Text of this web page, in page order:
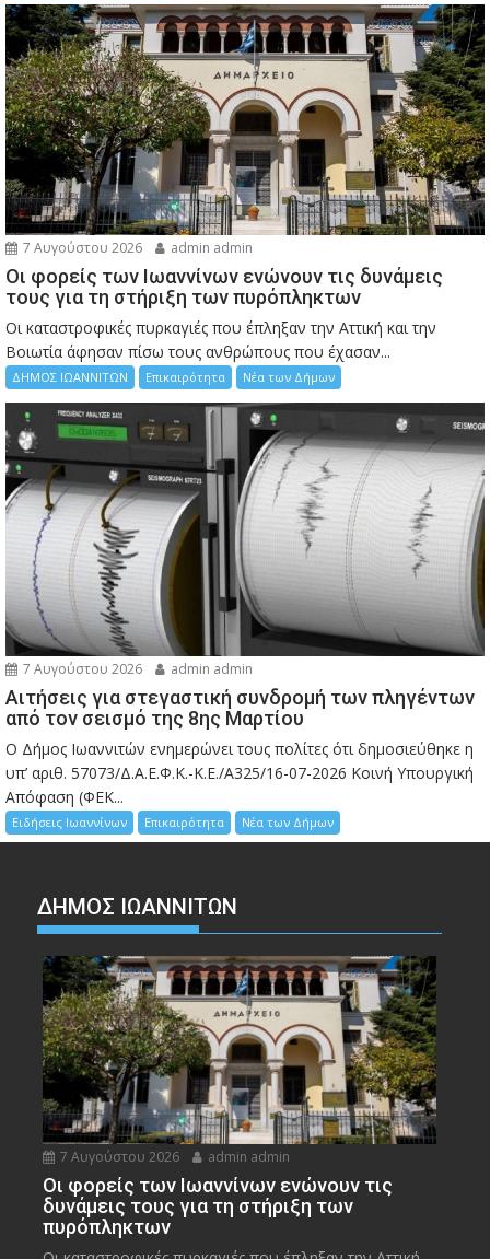
7 Αυγούστου 2026 admin admin
Οι φορείς των Ιωαννίνων ενώνουν τις δυνάμεις
τους για τη στήριξη των πυρόπληκτων
Οι καταστροφικές πυρκαγιές που έπληξαν την Αττική και την
Bοιωτία άφησαν πίσω τους ανθρώπους που έχασαν...
ΔΗΜΟΣ ΙΩΑΝΝΙΤΩΝ Επικαιρότητα Νέα των Δήμων
7 Αυγούστου 2026 admin admin
Αιτήσεις για στεγαστική συνδρομή των πληγέντων
από τον σεισμό της 8ης Μαρτίου
Ο Δήμος Ιωαννιτών ενημερώνει τους πολίτες ότι δημοσιεύθηκε η
υπ’ αριθ. 57073/Δ.Α.Ε.Φ.Κ.-Κ.Ε./Α325/16-07-2026 Κοινή Υπουργική
Απόφαση (ΦΕΚ...
Ειδήσεις Ιωαννίνων Επικαιρότητα Νέα των Δήμων
ΔΗΜΟΣ ΙΩΑΝΝΙΤΩΝ
7 Αυγούστου 2026 admin admin
Οι φορείς των Ιωαννίνων ενώνουν τις
δυνάμεις τους για τη στήριξη των
πυρόπληκτων